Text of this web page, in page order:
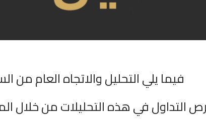
فيما يلي التحليل والاتجاه العام من
التداول في هذه التحليلات من خلال